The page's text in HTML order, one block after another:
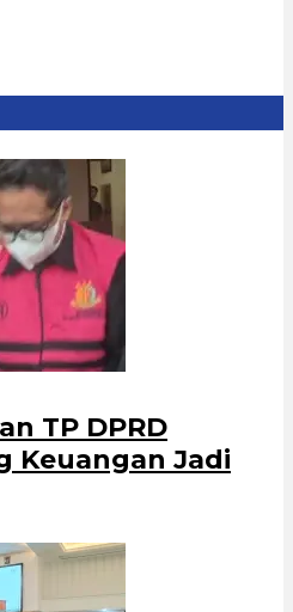
TP DPRD
Keuangan Jadi